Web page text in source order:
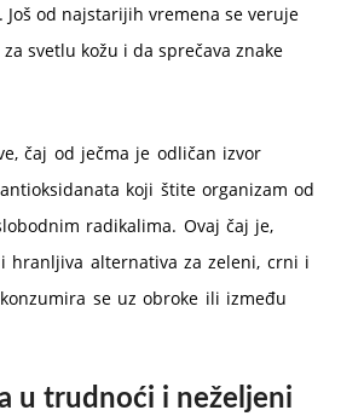
Još od najstarijih vremena se veruje
svetlu kožu i da sprečava znake
čaj od ječma je odličan izvor
koji štite organizam od
radikalima. Ovaj čaj je,
hranljiva alternativa za zeleni, crni i
se uz obroke ili između
u trudnoći i neželjeni